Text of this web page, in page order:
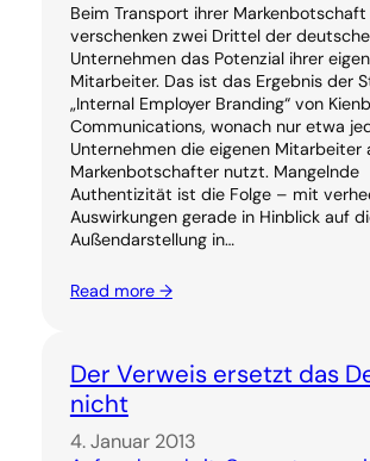
Beim Transport ihrer Markenbotschaft
verschenken zwei Drittel der
Unternehmen das Potenzial ihrer
Mitarbeiter. Das ist das Ergebnis der
„Internal Employer Branding“ von
Communications, wonach nur etwa
Unternehmen die eigenen Mitarbeiter
Markenbotschafter nutzt. Mangelnde
Authentizität ist die Folge – mit
Auswirkungen gerade in Hinblick auf
Außendarstellung in…
Read more →
Der Verweis ersetzt das
nicht
4. Januar 2013